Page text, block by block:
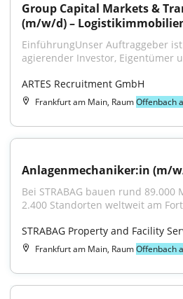
Group Capital Markets &
(m/w/d) –
EinführungUnser Auftraggeber
agierender Investor, Eigentümer
ARTES Recruitment GmbH
Frankfurt am Main, RaumOffenbach
Anlagenmechaniker:in (m/
Bei STRABAG bauen rund
2.400 Standorten weltweit am
STRABAG Property and Facility
Frankfurt am Main, RaumOffenbach